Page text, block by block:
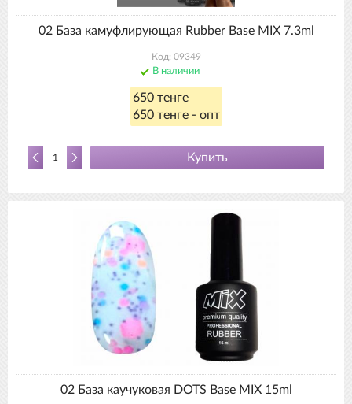
02 База камуфлирующая Rubber Base MIX 7.3ml
Код: 09349
В наличии
650 тенге
650 тенге - опт
Купить
02 База каучуковая DOTS Base MIX 15ml